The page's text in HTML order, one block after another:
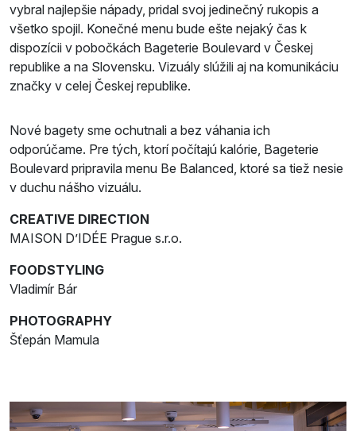
vybral najlepšie nápady, pridal svoj jedinečný rukopis a
všetko spojil. Konečné menu bude ešte nejaký čas k
dispozícii v pobočkách Bageterie Boulevard v Českej
republike a na Slovensku. Vizuály slúžili aj na komunikáciu
značky v celej Českej republike.
Nové bagety sme ochutnali a bez váhania ich
odporúčame. Pre tých, ktorí počítajú kalórie, Bageterie
Boulevard pripravila menu Be Balanced, ktoré sa tiež nesie
v duchu nášho vizuálu.
CREATIVE DIRECTION
MAISON D’IDÉE Prague s.r.o.
FOODSTYLING
Vladimír Bár
PHOTOGRAPHY
Šťepán Mamula